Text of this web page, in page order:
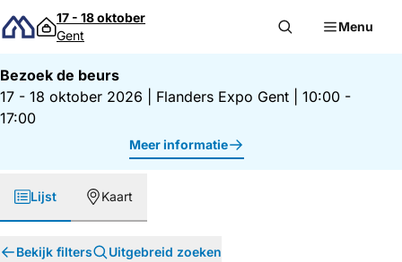
Direct naar inhoud
17 - 18 oktober
Gent
Menu
Bezoek de beurs
17 - 18 oktober 2026
Flanders Expo Gent
10:00 -
17:00
Meer informatie
Lijst Kaart
Bekijk filters Uitgebreid zoeken